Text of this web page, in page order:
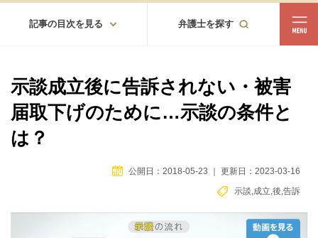
記事の目次を見る 弁護士を探す
都道府県から探す
北海道・東北
北海道
示談成立後に告訴されない・被害
届取下げのために…示談の条件と
は？
公開日：2018-05-23 更新日：2023-03-16
示談,成立,後,告訴